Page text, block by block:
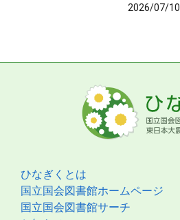
2026/07/10
ひなぎくとは
国立国会図書館ホームページ
国立国会図書館サーチ